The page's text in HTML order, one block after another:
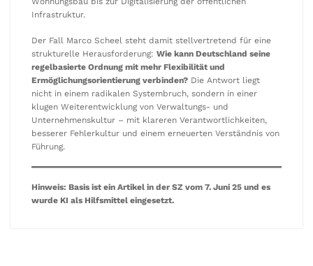
Infrastruktur.
Der Fall Marco Scheel steht damit stellvertretend für eine
strukturelle Herausforderung: Wie kann Deutschland seine
regelbasierte Ordnung mit mehr Flexibilität und
Ermöglichungsorientierung verbinden? Die Antwort liegt
nicht in einem radikalen Systembruch, sondern in einer
klugen Weiterentwicklung von Verwaltungs- und
Unternehmenskultur – mit klareren Verantwortlichkeiten,
besserer Fehlerkultur und einem erneuerten Verständnis von
Führung.
Hinweis: Basis ist ein Artikel in der SZ vom 7. Juni 25 und es
wurde KI als Hilfsmittel eingesetzt.